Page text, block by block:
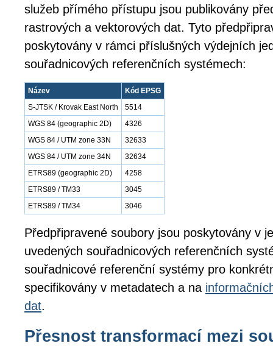
služeb přímého přístupu jsou publikovány
rastrových a vektorových dat. Tyto
poskytovány v rámci příslušných výdejních
souřadnicových referenčních systémech:
Název
Kód EPSG
S-JTSK / Krovak East North
5514
WGS 84 (geographic 2D)
4326
WGS 84 / UTM zone 33N
32633
WGS 84 / UTM zone 34N
32634
ETRS89 (geographic 2D)
4258
ETRS89 / TM33
3045
ETRS89 / TM34
3046
Předpřipravené soubory jsou poskytovány v
uvedených souřadnicových referenčních
souřadnicové referenční systémy pro
specifikovány v metadatech a na
dat.
Přesnost transformací mezi